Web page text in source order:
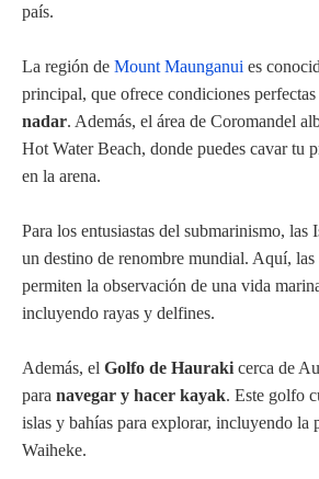
país.
La región de Mount Maunganui es
principal, que ofrece condiciones perfectas
nadar. Además, el área de Coromandel
Hot Water Beach, donde puedes cavar tu
en la arena.
Para los entusiastas del submarinismo, las
un destino de renombre mundial. Aquí, las
permiten la observación de una vida
incluyendo rayas y delfines.
Además, el Golfo de Hauraki cerca de
para navegar y hacer kayak. Este golfo
islas y bahías para explorar, incluyendo la
Waiheke.